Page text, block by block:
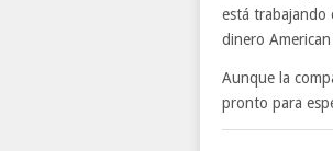
está trabajando
dinero
Aunque la
pronto para